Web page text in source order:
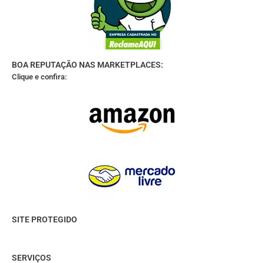
BOA REPUTAÇÃO NAS MARKETPLACES:
Clique e confira:
SITE PROTEGIDO
SERVIÇOS